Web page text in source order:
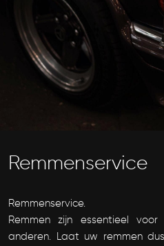
Remmenservice
Remmenservice.
Remmen zijn essentieel
anderen. Laat uw remmen